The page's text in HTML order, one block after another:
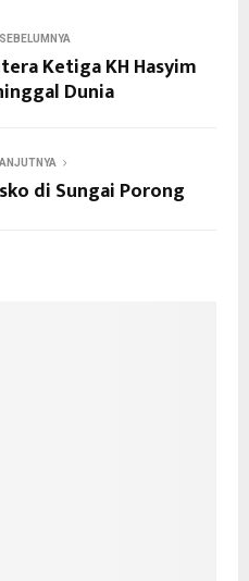
Ketiga KH Hasyim
Dunia
di Sungai Porong